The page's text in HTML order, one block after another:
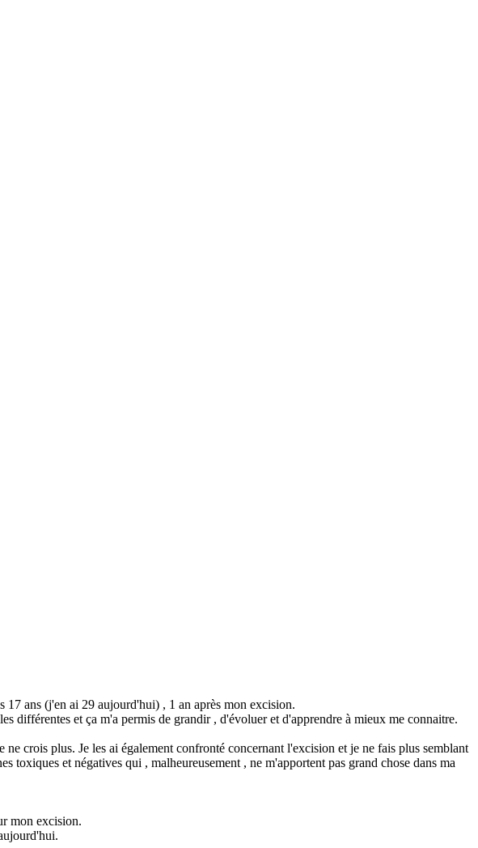
17 ans (j'en ai 29 aujourd'hui) , 1 an après mon excision.
différentes et ça m'a permis de grandir , d'évoluer et d'apprendre à mieux me connaitre.
crois plus. Je les ai également confronté concernant l'excision et je ne fais plus semblant
toxiques et négatives qui , malheureusement , ne m'apportent pas grand chose dans ma
mon excision.